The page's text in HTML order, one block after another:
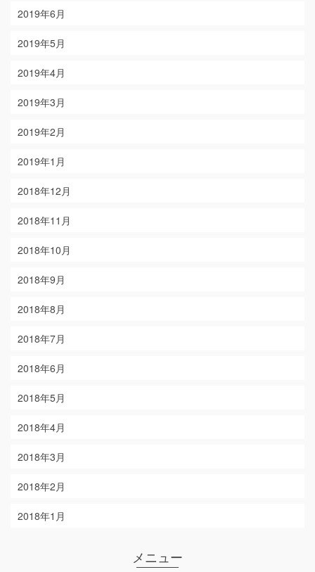
2019年6月
2019年5月
2019年4月
2019年3月
2019年2月
2019年1月
2018年12月
2018年11月
2018年10月
2018年9月
2018年8月
2018年7月
2018年6月
2018年5月
2018年4月
2018年3月
2018年2月
2018年1月
メニュー